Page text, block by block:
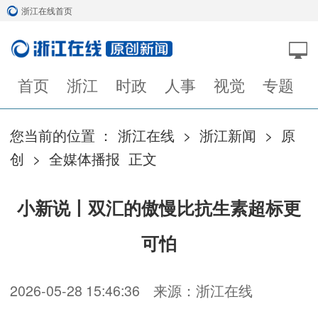
浙江在线首页
首页 浙江 时政 人事 视觉 专题
您当前的位置 ： 浙江在线 > 浙江新闻 > 原
创 > 全媒体播报 正文
小新说丨双汇的傲慢比抗生素超标更
可怕
2026-05-28 15:46:36 来源：浙江在线